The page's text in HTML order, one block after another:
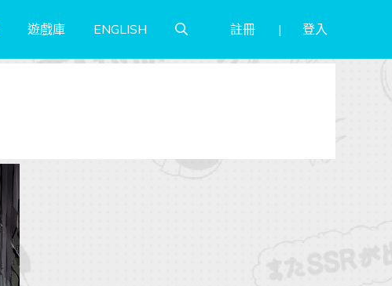
遊戲庫 ENGLISH 註冊 登入